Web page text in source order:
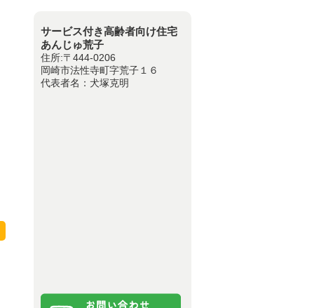
サービス付き高齢者向け住宅
あんじゅ荒子
住所:〒444-0206
岡崎市法性寺町字荒子１６
代表者名：犬塚克明